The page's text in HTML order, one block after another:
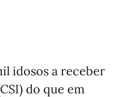
idosos a receber
do que em